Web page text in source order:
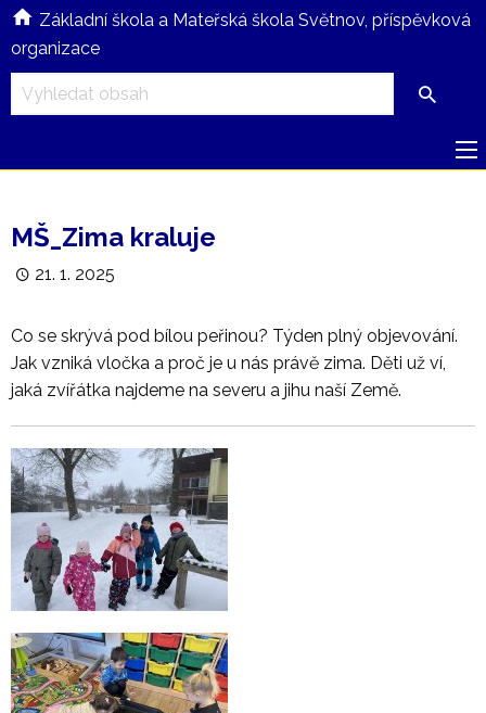
Základní škola a Mateřská škola Světnov, příspěvková
organizace
MŠ_Zima kraluje
21. 1. 2025
Co se skrývá pod bílou peřinou? Týden plný objevování.
Jak vzniká vločka a proč je u nás právě zima. Děti už ví,
jaká zvířátka najdeme na severu a jihu naší Země.